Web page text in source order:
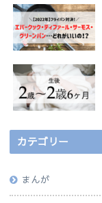
カテゴリー
まんが